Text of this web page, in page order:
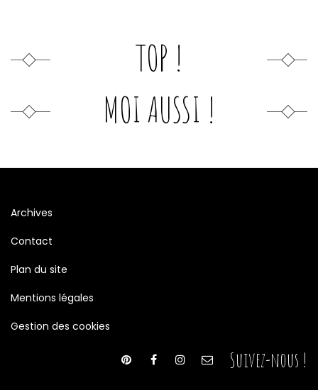
TOP !
MOI AUSSI !
Archives
Contact
Plan du site
Mentions légales
Gestion des cookies
Suivez-nous !